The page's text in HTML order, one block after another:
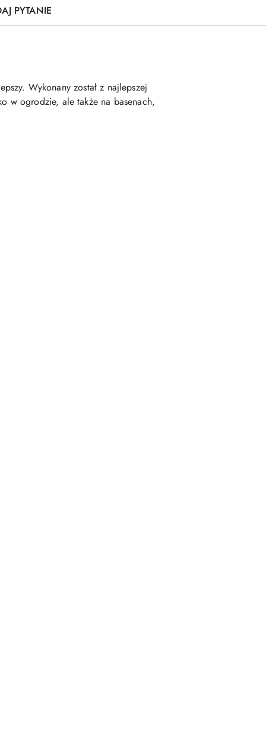
PYTANIE
Wykonany został z najlepszej
w ogrodzie, ale także na basenach,